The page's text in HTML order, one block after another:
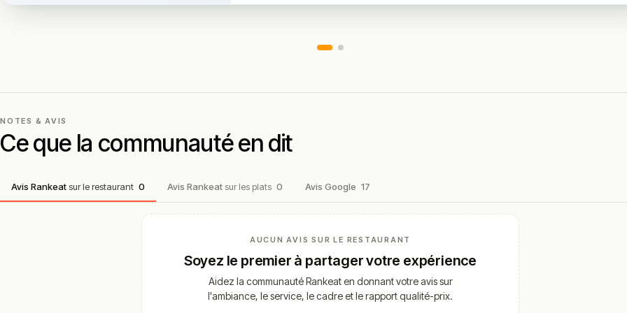
NOTES & AVIS
Ce que la communauté en dit
Avis Rankeatsur le restaurant 0 Avis Rankeat sur les plats 0 Avis Google 17
AUCUN AVIS SUR LE RESTAURANT
Soyez le premier à partager votre expérience
Aidez la communauté Rankeat en donnant votre avis sur
l'ambiance, le service, le cadre et le rapport qualité-prix.